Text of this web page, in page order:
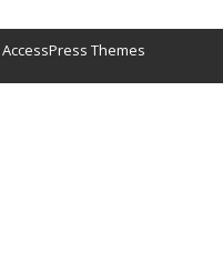
AccessPress Themes